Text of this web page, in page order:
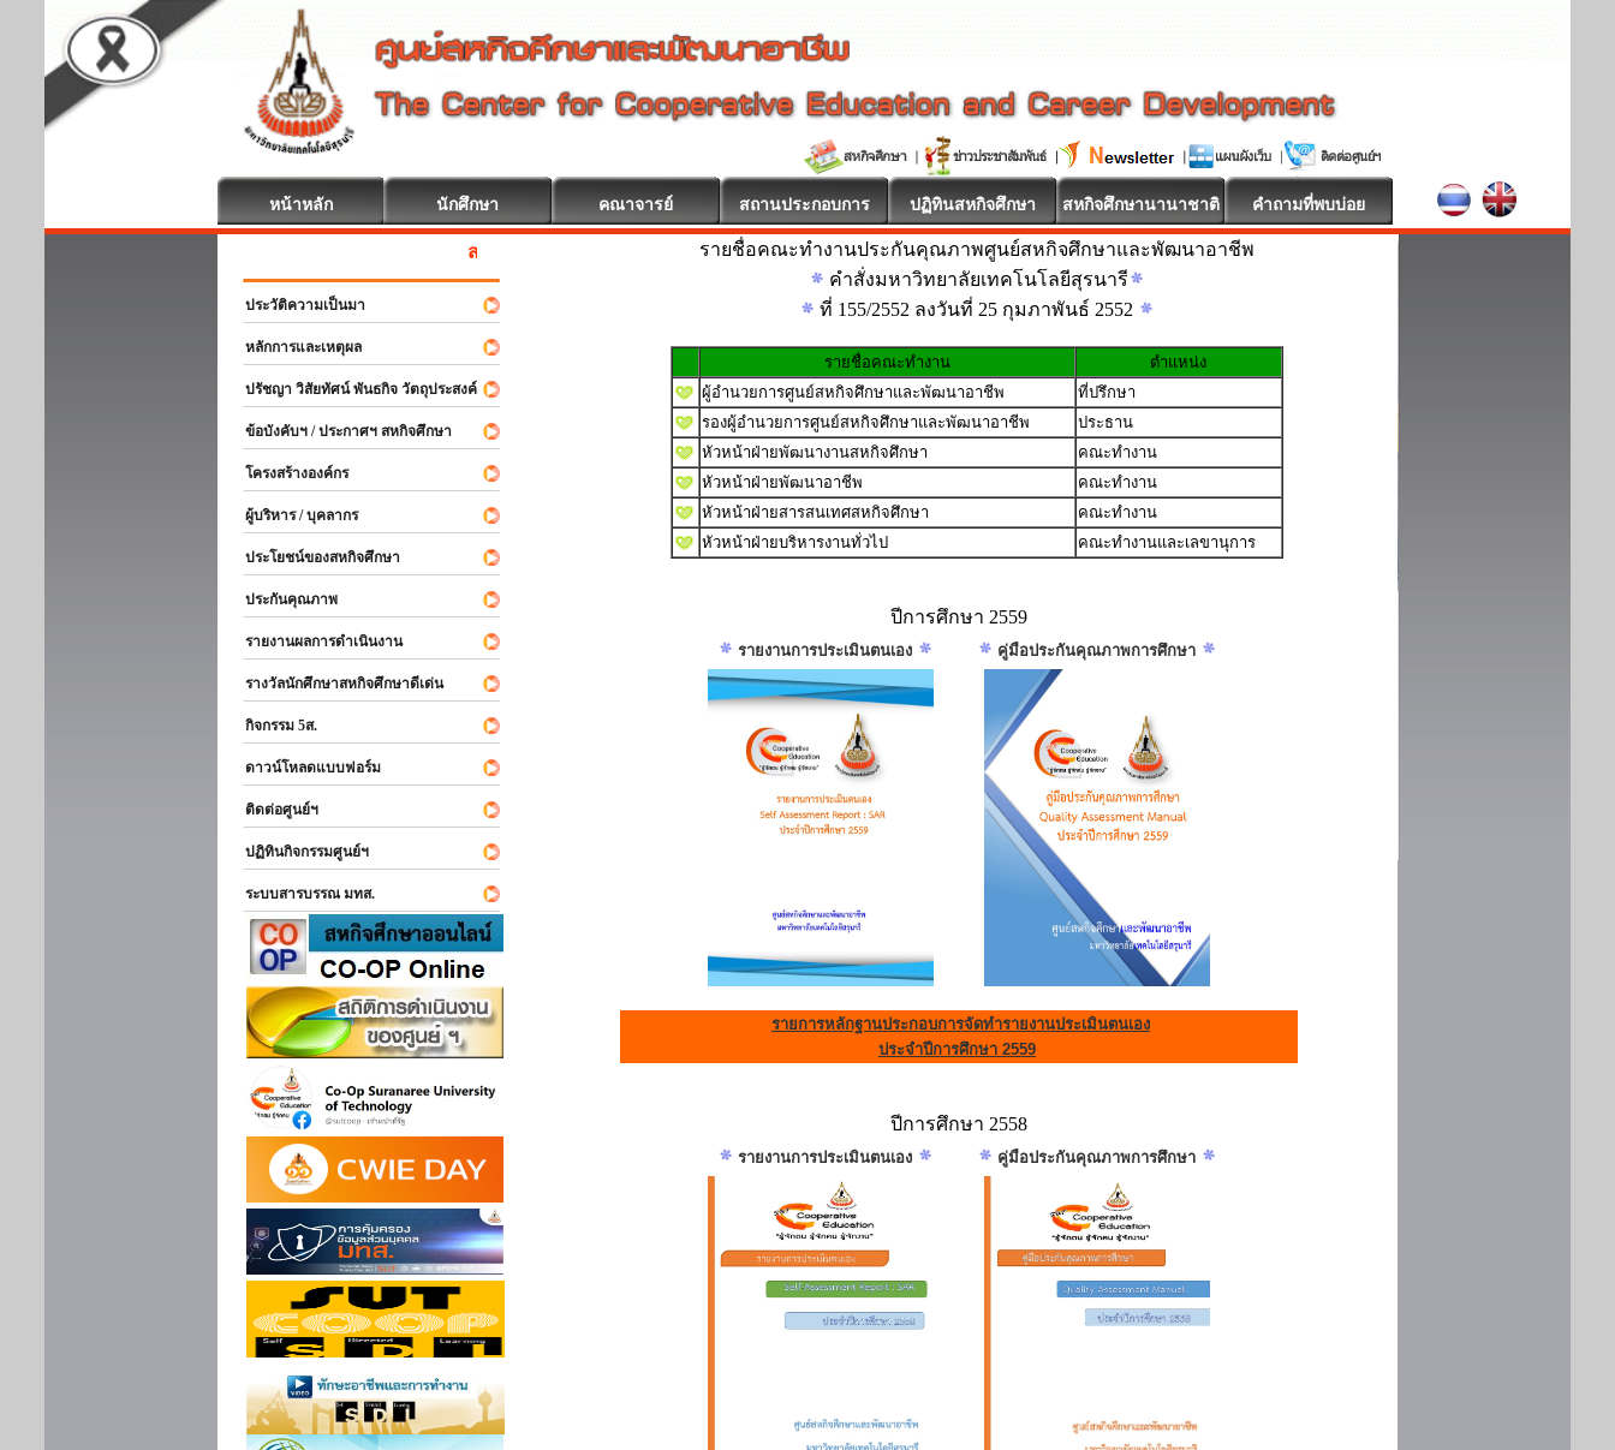
หน้าหลัก นักศึกษา คณาจารย์ สถานประกอบการ ปฏิทินสหกิจศึกษา สหกิจศึกษานานาชาติ คำถามที่พบบ่อย
สหกิจศึกษา ยินดีต้อนรับ
ประวัติความเป็นมา
หลักการและเหตุผล
ปรัชญา วิสัยทัศน์ พันธกิจ วัตถุประสงค์
ข้อบังคับฯ / ประกาศฯ สหกิจศึกษา
โครงสร้างองค์กร
ผู้บริหาร / บุคลากร
ประโยชน์ของสหกิจศึกษา
ประกันคุณภาพ
รายงานผลการดำเนินงาน
รางวัลนักศึกษาสหกิจศึกษาดีเด่น
กิจกรรม 5ส.
ดาวน์โหลดแบบฟอร์ม
ติดต่อศูนย์ฯ
ปฏิทินกิจกรรมศูนย์ฯ
ระบบสารบรรณ มทส.
รายชื่อคณะทำงานประกันคุณภาพศูนย์สหกิจศึกษาและพัฒนาอาชีพ
คำสั่งมหาวิทยาลัยเทคโนโลยีสุรนารี
ที่ 155/2552 ลงวันที่ 25 กุมภาพันธ์ 2552
รายชื่อคณะทำงาน
ตำแหน่ง
ผู้อำนวยการศูนย์สหกิจศึกษาและพัฒนาอาชีพ
ที่ปรึกษา
รองผู้อำนวยการศูนย์สหกิจศึกษาและพัฒนาอาชีพ
ประธาน
หัวหน้าฝ่ายพัฒนางานสหกิจศึกษา
คณะทำงาน
หัวหน้าฝ่ายพัฒนาอาชีพ
คณะทำงาน
หัวหน้าฝ่ายสารสนเทศสหกิจศึกษา
คณะทำงาน
หัวหน้าฝ่ายบริหารงานทั่วไป
คณะทำงานและเลขานุการ
ปีการศึกษา 2559
รายงานการประเมินตนเอง คู่มือประกันคุณภาพการศึกษา
รายการหลักฐานประกอบการจัดทำรายงานประเมินตนเอง
ประจำปีการศึกษา 2559
ปีการศึกษา 2558
รายงานการประเมินตนเอง คู่มือประกันคุณภาพการศึกษา